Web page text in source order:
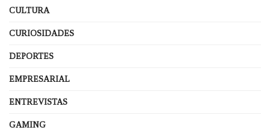
CULTURA
CURIOSIDADES
DEPORTES
EMPRESARIAL
ENTREVISTAS
GAMING